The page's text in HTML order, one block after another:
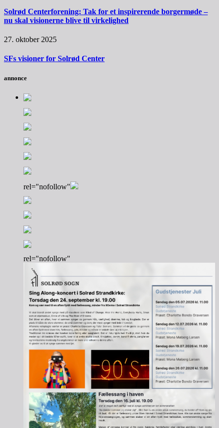
Solrød Centerforening: Tak for et inspirerende borgermøde –
nu skal visionerne blive til virkelighed
27. oktober 2025
SFs visioner for Solrød Center
annonce
rel="nofollow"
rel="nofollow"